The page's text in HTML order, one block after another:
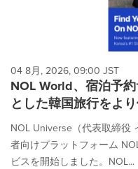
04 8月, 2026, 09:00 JST
NOL World、宿泊予
とした韓国旅行をよ
NOL Universe（代表取締役
者向けプラットフォーム
ビスを開始しました。NOL...